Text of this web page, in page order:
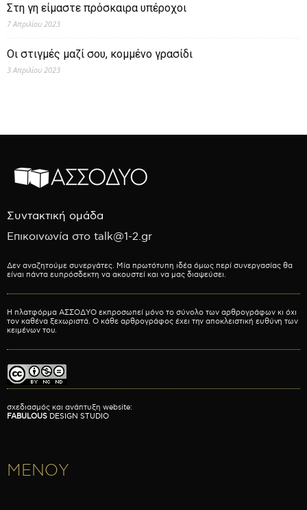
Στη γη είμαστε πρόσκαιρα υπέροχοι
7 Απριλίου 2023
Οι στιγμές μαζί σου, κομμένο γρασίδι
3 Απριλίου 2023
Συντακτική ομάδα
Επικοινωνία στο talk@1-2.gr
Δεν αναζητούμε συνεργάτες. Μία πρωτότυπη ιδέα όμως περί συνεργασίας θα
είναι πάντα ευπρόσδεκτη να ακουστεί και να μας διαψεύσει.
Η πλατφόρμα ΑΣΣΟΔΥΟ εκπροσωπεί μόνο το σύνολο των αρθρογράφων κι όχι
τον καθένα ξεχωριστά. Ο κάθε αρθρογράφος έχει την αποκλειστική ευθύνη των
κειμένων του.
σχεδιασμός και ανάπτυξη website:
FABULOUS DESIGN STUDIO
ΜΕΝΟΥ